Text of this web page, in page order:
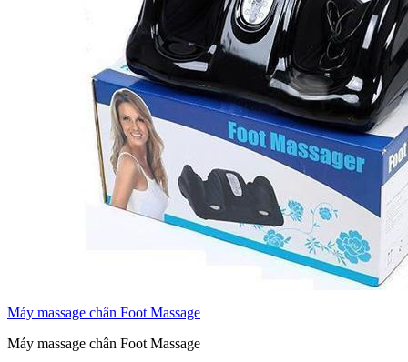
Máy massage chân Foot Massage
Máy massage chân Foot Massage